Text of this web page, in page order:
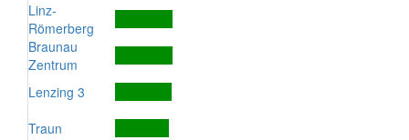
Linz-
Römerberg
Braunau
Zentrum
Lenzing 3
Traun